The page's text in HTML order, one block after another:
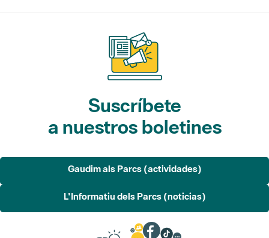
Suscríbete
a nuestros boletines
Gaudim als Parcs (actividades)